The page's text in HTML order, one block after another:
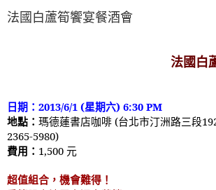
法國白蘆筍饗宴餐酒會
法國白
日期： 2013/6/1 (星期六) 6:30 PM
地點： 瑪德蓮書店咖啡 (台北市汀洲路三段
2365-5980)
費用： 1,500 元
超值組合，機會難得！